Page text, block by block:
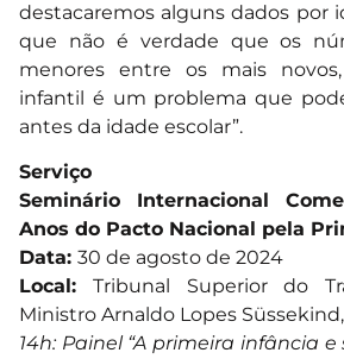
destacaremos alguns dados por
que não é verdade que os
menores entre os mais
infantil é um problema que
antes da idade escolar”.
Serviço
Seminário Internacional
Anos do Pacto Nacional pela
Data: 30 de agosto de 2024
Local: Tribunal Superior do
Ministro Arnaldo Lopes
14h: Painel “A primeira infância